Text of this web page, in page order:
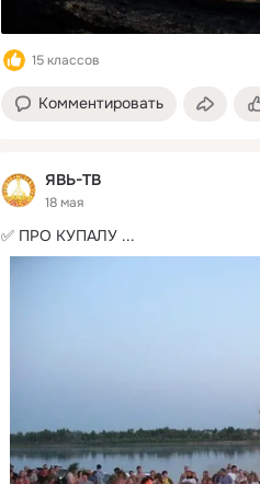
15 классов
Комментировать
ЯВЬ-ТВ
18 мая
✅ ПРО КУПАЛУ ...